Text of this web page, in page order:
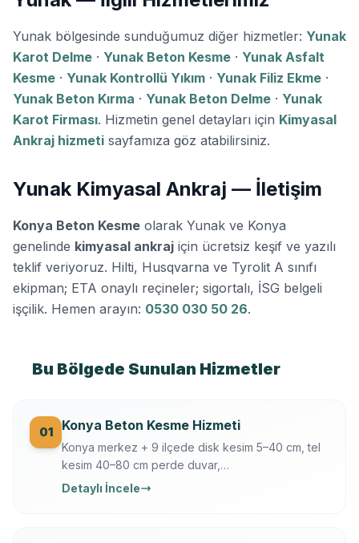
Yunak bölgesinde sunduğumuz diğer hizmetler: Yunak
Karot Delme · Yunak Beton Kesme · Yunak Asfalt
Kesme · Yunak Kontrollü Yıkım · Yunak Filiz Ekme ·
Yunak Beton Kırma · Yunak Beton Delme · Yunak
Karot Firması. Hizmetin genel detayları için Kimyasal
Ankraj hizmeti sayfamıza göz atabilirsiniz.
Yunak Kimyasal Ankraj — İletişim
Konya Beton Kesme olarak Yunak ve Konya
genelinde kimyasal ankraj için ücretsiz keşif ve yazılı
teklif veriyoruz. Hilti, Husqvarna ve Tyrolit A sınıfı
ekipman; ETA onaylı reçineler; sigortalı, İSG belgeli
işçilik. Hemen arayın: 0530 030 50 26.
Bu Bölgede Sunulan Hizmetler
01 Konya Beton Kesme Hizmeti
Konya merkez + 9 ilçede disk kesim 5–40 cm, tel
kesim 40–80 cm perde duvar,
döşeme/temel/zemin kesimi. Hilti + Husqvarna
Detaylı İncele